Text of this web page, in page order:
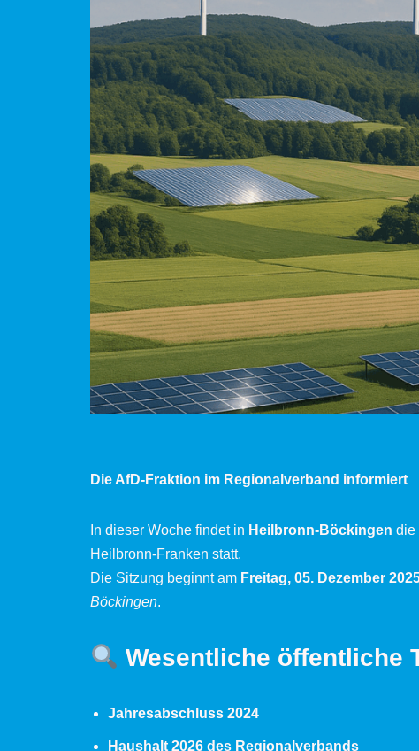
Die AfD-Fraktion im Regionalverband informiert
In dieser Woche findet in Heilbronn-Böckingen die
Heilbronn-Franken statt.
Die Sitzung beginnt am Freitag, 05. Dezember
Böckingen.
Wesentliche öffentliche
Jahresabschluss 2024
Haushalt 2026 des Regionalverbands